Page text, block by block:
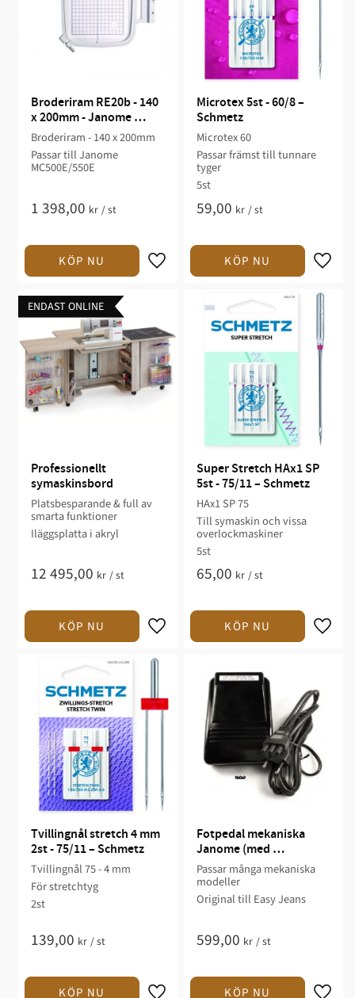
Broderiram RE20b - 140
x 200mm - Janome
MC500E/550E
Broderiram - 140 x 200mm
Passar till Janome
MC500E/550E
1 398,00 kr /st
Microtex 5st - 60/8 –
Schmetz
Microtex 60
Passar främst till tunnare
tyger
5st
59,00 kr /st
Professionellt
symaskinsbord
Platsbesparande & full av
smarta funktioner
Iläggsplatta i akryl
12 495,00 kr /st
ENDAST ONLINE
Super Stretch HAx1 SP
5st - 75/11 – Schmetz
HAx1 SP 75
Till symaskin och vissa
overlockmaskiner
5st
65,00 kr /st
Tvillingnål stretch 4 mm
2st - 75/11 – Schmetz
Tvillingnål 75 - 4 mm
För stretchtyg
2st
139,00 kr /st
Fotpedal mekaniska
Janome (med
hög/lågfart)
Passar många mekaniska
modeller
Original till Easy Jeans
599,00 kr /st